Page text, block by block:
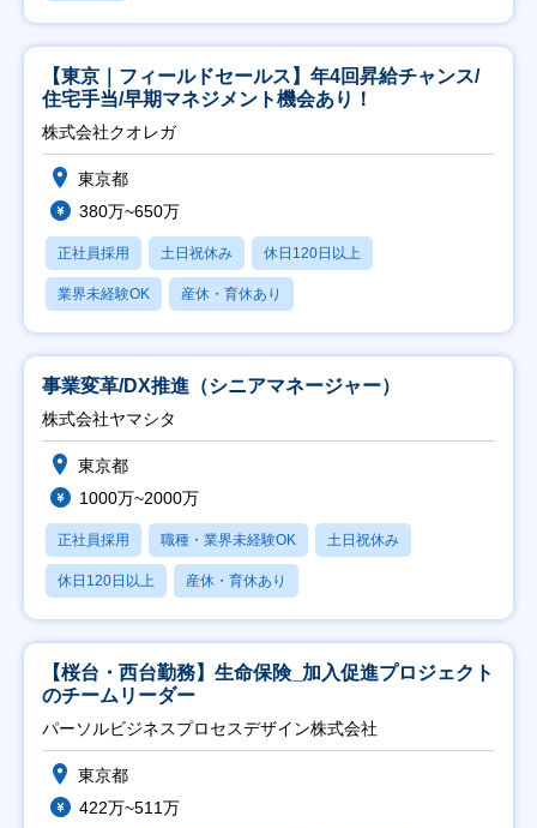
【東京｜フィールドセールス】年4回昇給チャンス/
住宅手当/早期マネジメント機会あり！
株式会社クオレガ
東京都
380万~650万
正社員採用 土日祝休み 休日120日以上
業界未経験OK 産休・育休あり
事業変革/DX推進（シニアマネージャー）
株式会社ヤマシタ
東京都
1000万~2000万
正社員採用 職種・業界未経験OK 土日祝休み
休日120日以上 産休・育休あり
【桜台・西台勤務】生命保険_加入促進プロジェクト
のチームリーダー
パーソルビジネスプロセスデザイン株式会社
東京都
422万~511万